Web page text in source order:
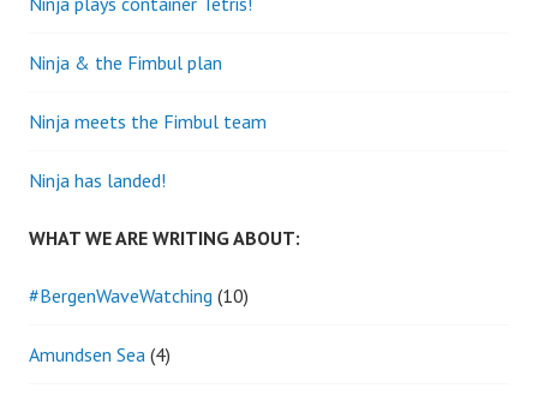
Ninja & the Fimbul plan
Ninja meets the Fimbul team
Ninja has landed!
WHAT WE ARE WRITING ABOUT:
#BergenWaveWatching (10)
Amundsen Sea (4)